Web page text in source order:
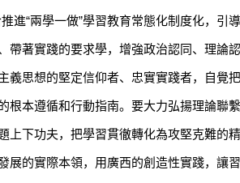
進“兩學一做”學習教育常態化制度化，引
帶著實踐的要求學，增強政治認同、理論
義思想的堅定信仰者、忠實實踐者，自覺
根本遵循和行動指南。要大力弘揚理論聯
上下功夫，把學習貫徹轉化為攻堅克難的
展的實際本領，用廣西的創造性實踐，讓